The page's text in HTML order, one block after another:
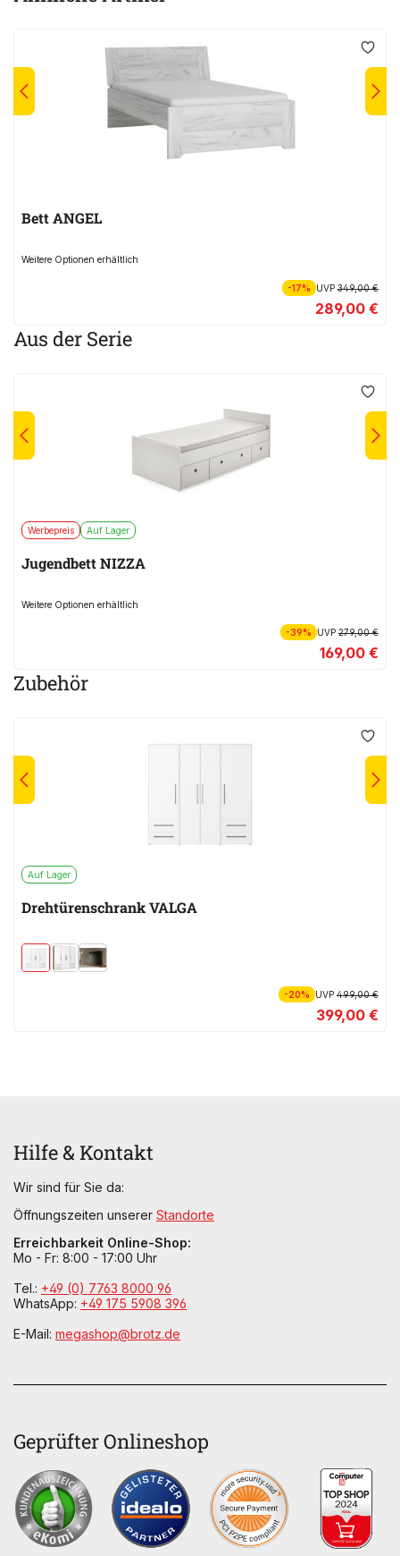
Bett ANGEL
Weitere Optionen erhältlich
-17% UVP349,00 €
289,00 €
Aus der Serie
Werbepreis Auf Lager
Jugendbett NIZZA
Weitere Optionen erhältlich
-39% UVP279,00 €
169,00 €
Zubehör
Auf Lager
Drehtürenschrank VALGA
-20% UVP499,00 €
399,00 €
Hilfe & Kontakt
Wir sind für Sie da:
Öffnungszeiten unserer Standorte
Erreichbarkeit Online-Shop:
Mo - Fr: 8:00 - 17:00 Uhr
Tel.: +49 (0) 7763 8000 96
WhatsApp: +49 175 5908 396
E-Mail: megashop@brotz.de
Geprüfter Onlineshop